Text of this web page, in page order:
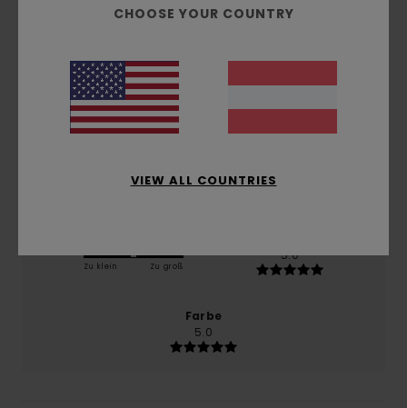
2026
Komfort
4.0
Zu klein Zu groß
5.0
Farbe
5.0
CHOOSE YOUR COUNTRY
VIEW ALL COUNTRIES